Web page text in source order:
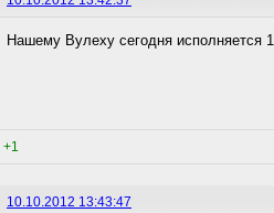
Нашему Вулеху сегодня исполняется
+1
10.10.2012 13:43:47